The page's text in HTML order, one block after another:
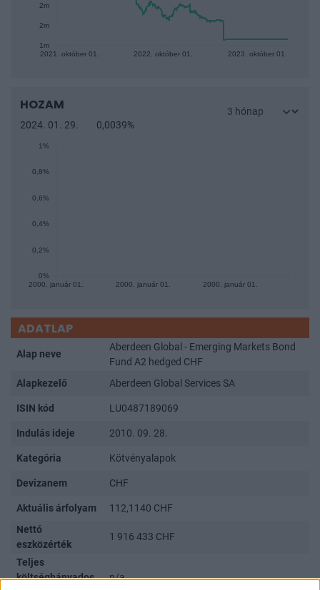
2021. október 01. 2022. október 01. 2023. október 01.
1m
2m
2m
HOZAM
2024. 01. 29. 0,0039%
2000. január 01. 2000. január 01. 2000. január 01.
0%
0,2%
0,4%
0,6%
0,8%
1%
ADATLAP
Alap neve
Aberdeen Global - Emerging Markets Bond
Fund A2 hedged CHF
Alapkezelő
Aberdeen Global Services SA
ISIN kód LU0487189069
Indulás ideje 2010. 09. 28.
Kategória Kötvényalapok
Devizanem CHF
Aktuális árfolyam
112,1140 CHF
Nettó
eszközérték
1 916 433 CHF
Teljes
költséghányados
n/a